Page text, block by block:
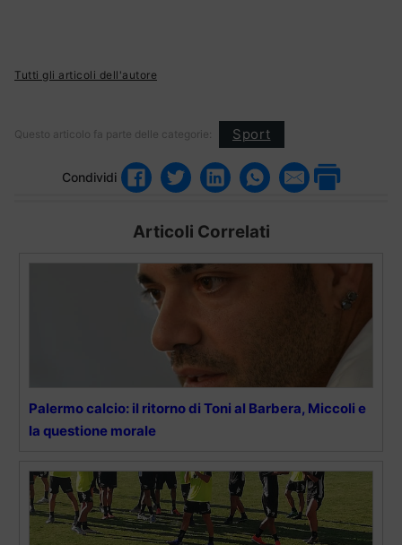
Tutti gli articoli dell'autore
Questo articolo fa parte delle categorie: Sport
Condividi
Articoli Correlati
Palermo calcio: il ritorno di Toni al Barbera, Miccoli e
la questione morale